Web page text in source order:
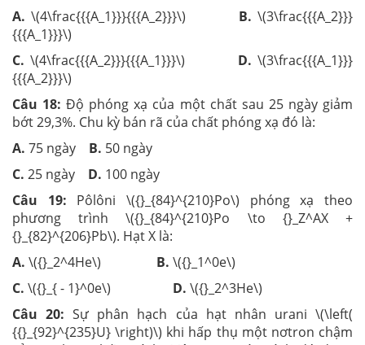
A. \(4\frac{{{A_1}}}{{{A_2}}}\) B. \(3\frac{{{A_2}}}
{{{A_1}}}\)
C. \(4\frac{{{A_2}}}{{{A_1}}}\) D. \(3\frac{{{A_1}}}
{{{A_2}}}\)
Câu 18: Độ phóng xạ của một chất sau 25 ngày giảm
bớt 29,3%. Chu kỳ bán rã của chất phóng xạ đó là:
A. 75 ngày B. 50 ngày
C. 25 ngày D. 100 ngày
Câu 19: Pôlôni \({}_{84}^{210}Po\) phóng xạ theo
phương trình \({}_{84}^{210}Po \to {}_Z^AX +
{}_{82}^{206}Pb\). Hạt X là:
A. \({}_2^4He\) B. \({}_1^0e\)
C. \({}_{ - 1}^0e\) D. \({}_2^3He\)
Câu 20: Sự phân hạch của hạt nhân urani \(\left(
{{}_{92}^{235}U} \right)\) khi hấp thụ một nơtron chậm